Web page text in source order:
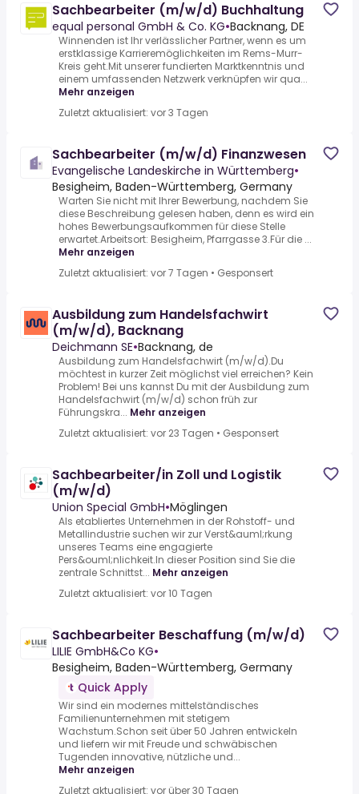
Sachbearbeiter (m/w/d) Buchhaltung
equal personal GmbH & Co. KG•Backnang, DE
Winnenden ist Ihr verlässlicher Partner, wenn es um
erstklassige Karrieremöglichkeiten im Rems-Murr-
Kreis geht.Mit unserer fundierten Marktkenntnis und
einem umfassenden Netzwerk verknüpfen wir qua...
Mehr anzeigen
Zuletzt aktualisiert: vor 3 Tagen
Sachbearbeiter (m/w/d) Finanzwesen
Evangelische Landeskirche in Württemberg•
Besigheim, Baden-Württemberg, Germany
Warten Sie nicht mit Ihrer Bewerbung, nachdem Sie
diese Beschreibung gelesen haben, denn es wird ein
hohes Bewerbungsaufkommen für diese Stelle
erwartet.Arbeitsort: Besigheim, Pfarrgasse 3.Für die ...
Mehr anzeigen
Zuletzt aktualisiert: vor 7 Tagen • Gesponsert
Ausbildung zum Handelsfachwirt
(m/w/d), Backnang
Deichmann SE•Backnang, de
Ausbildung zum Handelsfachwirt (m/w/d).Du
möchtest in kurzer Zeit möglichst viel erreichen? Kein
Problem! Bei uns kannst Du mit der Ausbildung zum
Handelsfachwirt (m/w/d) schon früh zur
Führungskra... Mehr anzeigen
Zuletzt aktualisiert: vor 23 Tagen • Gesponsert
Sachbearbeiter/in Zoll und Logistik
(m/w/d)
Union Special GmbH•Möglingen
Als etabliertes Unternehmen in der Rohstoff- und
Metallindustrie suchen wir zur Verst&auml;rkung
unseres Teams eine engagierte
Pers&ouml;nlichkeit.In dieser Position sind Sie die
zentrale Schnittst... Mehr anzeigen
Zuletzt aktualisiert: vor 10 Tagen
Sachbearbeiter Beschaffung (m/w/d)
LILIE GmbH&Co KG•
Besigheim, Baden-Württemberg, Germany
Quick Apply
Wir sind ein modernes mittelständisches
Familienunternehmen mit stetigem
Wachstum.Schon seit über 50 Jahren entwickeln
und liefern wir mit Freude und schwäbischen
Tugenden innovative, nützliche und...
Mehr anzeigen
Zuletzt aktualisiert: vor über 30 Tagen